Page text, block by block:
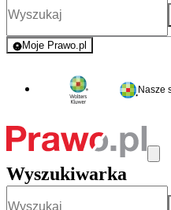
Moje Prawo.pl
- rejestracja i logowanie do
Nasze
Wyszukiwarka